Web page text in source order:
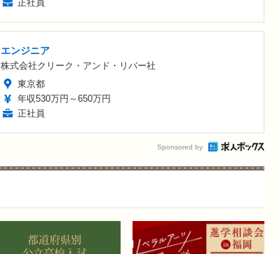
正社員
エンジニア
株式会社クリーク・アンド・リバー社
東京都
年収530万円～650万円
正社員
Sponsored by